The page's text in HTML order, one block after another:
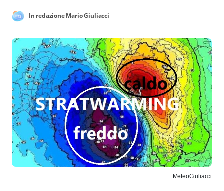
In redazione Mario Giuliacci
MeteoGiuliacci